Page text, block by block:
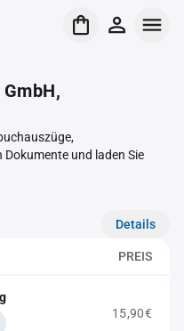
und laden Sie
Details
PREIS
15,90€